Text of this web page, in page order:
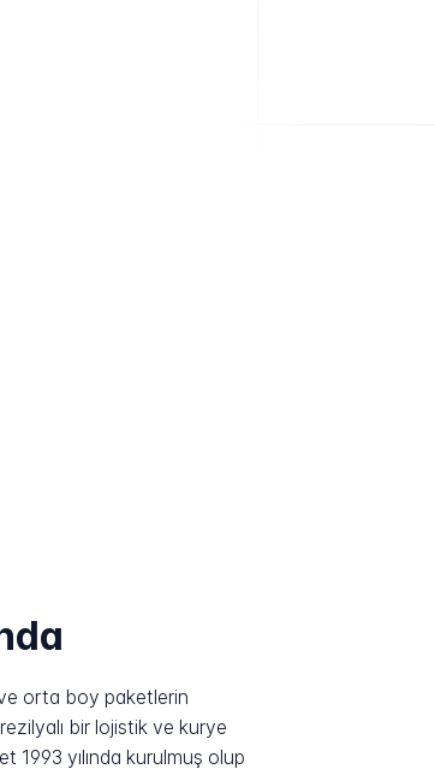
orta boy paketlerin
bir lojistik ve kurye
1993 yılında kurulmuş olup